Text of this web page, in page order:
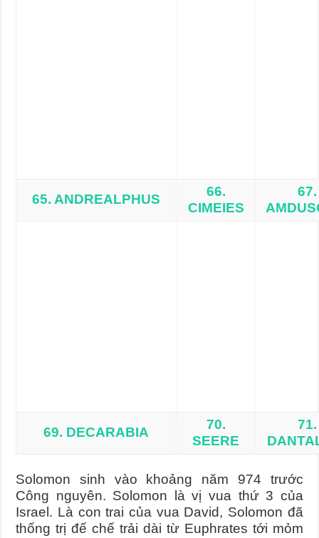
65. ANDREALPHUS
66.
CIMEIES
67.
69. DECARABIA
70.
SEERE
71.
Solomon sinh vào khoảng năm 974 trước
Công nguyên. Solomon là vị vua thứ 3 của
Israel. Là con trai của vua David, Solomon đã
thống trị đế chế trải dài từ Euphrates tới mỏm